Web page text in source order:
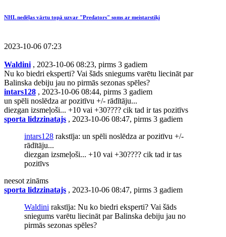
NHL nedēļas vārtu topā uzvar "Predators" soms ar meistarstiķi
2023-10-06 07:23
Waldini , 2023-10-06 08:23, pirms 3 gadiem
Nu ko biedri eksperti? Vai šāds sniegums varētu liecināt par
Balinska debiju jau no pirmās sezonas spēles?
intars128 , 2023-10-06 08:44, pirms 3 gadiem
un spēli noslēdza ar pozitīvu +/- rādītāju...
diezgan izsmeļoši... +10 vai +30???? cik tad ir tas pozitīvs
sporta lidzzinatajs , 2023-10-06 08:47, pirms 3 gadiem
intars128 rakstīja: un spēli noslēdza ar pozitīvu +/-
rādītāju...
diezgan izsmeļoši... +10 vai +30???? cik tad ir tas
pozitīvs
neesot zināms
sporta lidzzinatajs , 2023-10-06 08:47, pirms 3 gadiem
Waldini rakstīja: Nu ko biedri eksperti? Vai šāds
sniegums varētu liecināt par Balinska debiju jau no
pirmās sezonas spēles?